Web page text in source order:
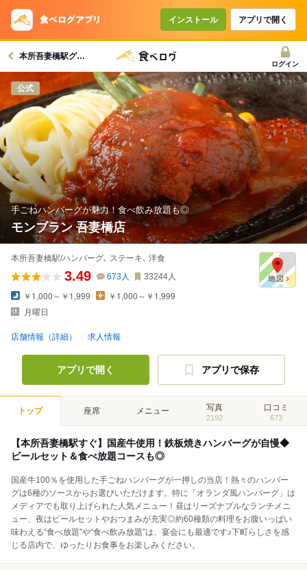
インストール アプリで開く
本所吾妻橋駅グルメへ
ログイン
公式
手ごねハンバーグが魅力！食べ飲み放題も◎
モンブラン 吾妻橋店
本所吾妻橋駅/ハンバーグ､ ステーキ､ 洋食
3.49 673人 33244人
￥1,000～￥1,999
￥1,000～￥1,999
月曜日
店舗情報（詳細） 求人情報
アプリで開く アプリで保存
トップ 座席 メニュー 写真
2192
口コミ
673
【本所吾妻橋駅すぐ】国産牛使用！鉄板焼きハンバーグが自慢◆
ビールセット＆食べ放題コースも◎
国産牛100％を使用した手ごねハンバーグが一押しの当店！熱々のハンバー
グは6種のソースからお選びいただけます。特に「オランダ風ハンバーグ」は
メディアでも取り上げられた人気メニュー！昼はリーズナブルなランチメニ
ュー、夜はビールセットやおつまみが充実◎約60種類の料理をお腹いっぱい
味わえる“食べ放題”や“食べ飲み放題”は、宴会にも最適です♪下町らしさを感
じる店内で、ゆったりお食事をお楽しみください。